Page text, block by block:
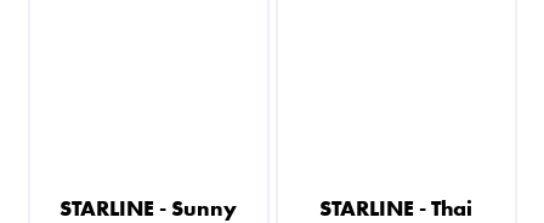
STARLINE - Sunny
STARLINE - Thai